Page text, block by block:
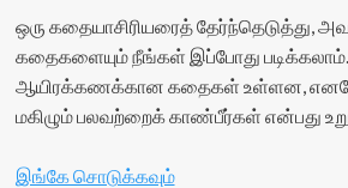
ஒரு கதையாசிரியரைத் தேர்ந்தெடுத்து,
கதைகளையும் நீங்கள் இப்போது
ஆயிரக்கணக்கான கதைகள் உள்ளன, எனவே
மகிழும் பலவற்றைக் காண்பீர்கள் என்பது
இங்கே சொடுக்கவும்